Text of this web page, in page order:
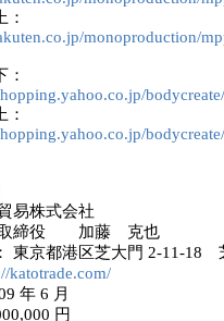
：
monoproduction/
：
：
易株式会社
取締役 加藤 克也
東京都港区芝大門 2-11-18
katotrade.com/
年 6 月
円